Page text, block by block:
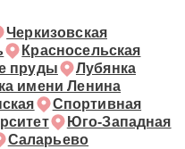
Черкизовская
Красносельская
пруды
Лубянка
имени Ленина
Спортивная
Юго-Западная
Саларьево